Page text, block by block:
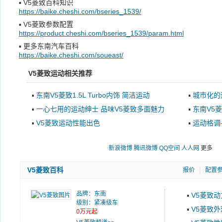
▪ V5菱致百科知识
https://baike.cheshi.com/bseries_1539/
▪ V5菱致参数配置
https://product.cheshi.com/bseries_1539/param.html
▪ 更多东南汽车百科
https://baike.cheshi.com/soueast/
V5菱致运动相关推荐
▪ 东南V5菱致1.5L Turbo内饰 简洁运动 ▪ 城市化
▪ 一心七用的运动绅士 品味V5菱致多面魅力 ▪ 东南V5
▪ V5菱致运动性能出色 ▪ 运动格
新浪微博 腾讯微博 QQ空间 人人网 更多
报价 配置
V5菱致百科
品牌： 东南
级别：紧凑级车
0万元起
▪ V5菱致动
▪ V5菱致外